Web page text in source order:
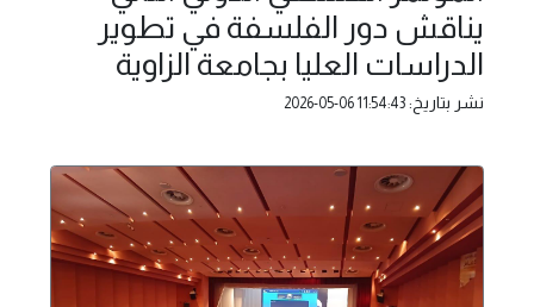
يناقش دور الفلسفة في تطوير
الدراسات العليا بجامعة الزاوية
نشر بتاريخ: 2026-05-06 11:54:43